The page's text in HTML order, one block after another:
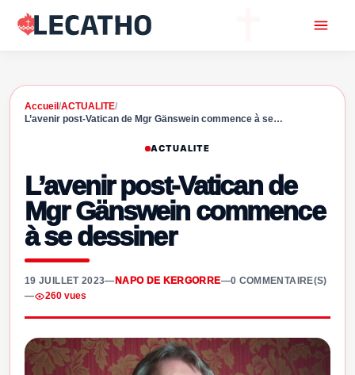
Accueil /ACTUALITE/
L’avenir post-Vatican de Mgr Gänswein commence à se…
ACTUALITE
L’avenir post-Vatican de
Mgr Gänswein commence
à se dessiner
19 JUILLET 2023— NAPO DE KERGORRE—0 COMMENTAIRE(S)
—
260 vues